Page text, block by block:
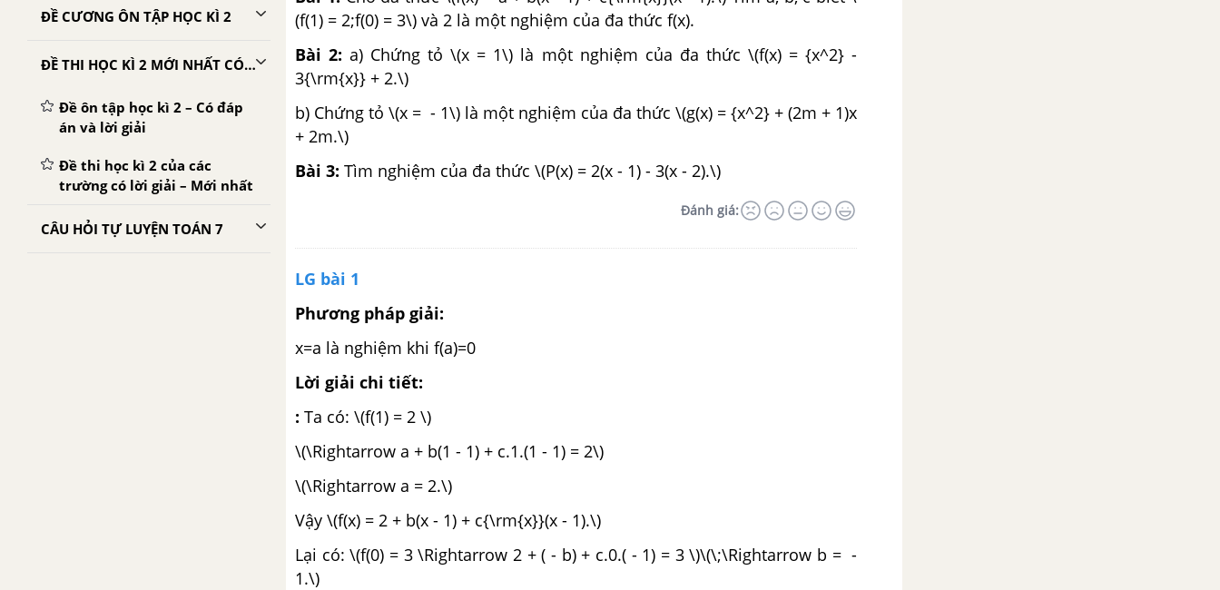
ĐỀ CƯƠNG ÔN TẬP HỌC KÌ 2
ĐỀ THI HỌC KÌ 2 MỚI NHẤT CÓ LỜI GIẢI
Đề ôn tập học kì 2 – Có đáp
án và lời giải
Đề thi học kì 2 của các
trường có lời giải – Mới nhất
CÂU HỎI TỰ LUYỆN TOÁN 7
(f(1) = 2;f(0) = 3\) và 2 là một nghiệm của đa thức f(x).
Bài 2: a) Chứng tỏ \(x = 1\) là một nghiệm của đa thức \(f(x) = {x^2} -
3{\rm{x}} + 2.\)
b) Chứng tỏ \(x = - 1\) là một nghiệm của đa thức \(g(x) = {x^2} + (2m + 1)x
+ 2m.\)
Bài 3: Tìm nghiệm của đa thức \(P(x) = 2(x - 1) - 3(x - 2).\)
Đánh giá:
LG bài 1
Phương pháp giải:
x=a là nghiệm khi f(a)=0
Lời giải chi tiết:
: Ta có: \(f(1) = 2 \)
\(\Rightarrow a + b(1 - 1) + c.1.(1 - 1) = 2\)
\(\Rightarrow a = 2.\)
Vậy \(f(x) = 2 + b(x - 1) + c{\rm{x}}(x - 1).\)
Lại có: \(f(0) = 3 \Rightarrow 2 + ( - b) + c.0.( - 1) = 3 \)\(\;\Rightarrow b = -
1.\)